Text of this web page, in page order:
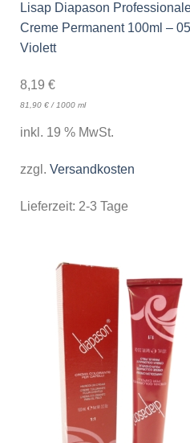
Lisap Diapason
Creme Permanent 100ml –
Violett
8,19 €
81,90 €/ 1000 ml
inkl. 19 % MwSt.
zzgl. Versandkosten
Lieferzeit: 2-3 Tage